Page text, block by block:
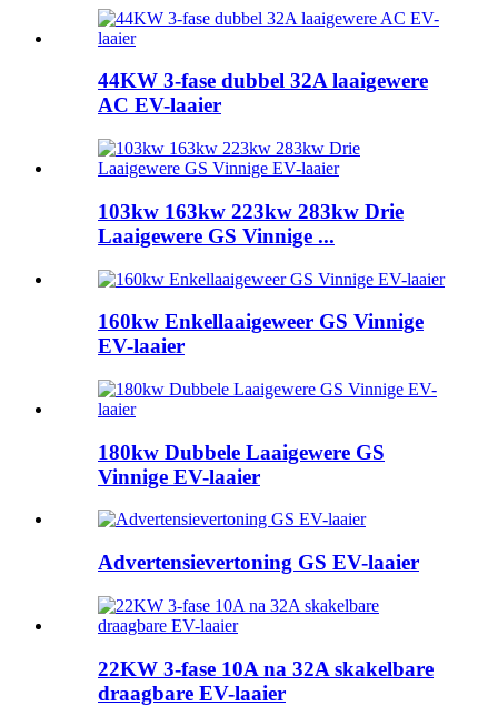
44KW 3-fase dubbel 32A laaigewere
AC EV-laaier
103kw 163kw 223kw 283kw Drie
Laaigewere GS Vinnige ...
160kw Enkellaaigeweer GS Vinnige
EV-laaier
180kw Dubbele Laaigewere GS
Vinnige EV-laaier
Advertensievertoning GS EV-laaier
22KW 3-fase 10A na 32A skakelbare
draagbare EV-laaier